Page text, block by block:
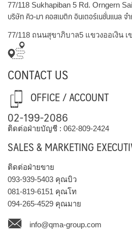
77/118 Sukhapiban 5 Rd. Orngern
บริษัท คิว-มา คอสเมติก อินเตอร์เนชั่นแนล จ
77/118 ถนนสุขาภิบาล5 แขวงออเงิน เ
CONTACT US
OFFICE / ACCOUNT
02-199-2086
ติดต่อฝ่ายบัญชี : 062-809-2424
SALES & MARKETING
ติดต่อฝ่ายขาย
093-939-5403 คุณบิว
081-819-6151 คุณโท
094-265-4529 คุณมาย
info@qma-group.com